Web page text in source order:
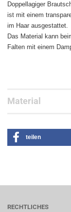
Doppellagiger
ist mit einem
im Haar ausgestattet.
Das Material kann
Falten mit einem
Material
teilen
RECHTLICHES